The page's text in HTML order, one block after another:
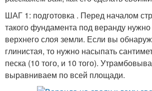
ШАГ 1: подготовка . Перед началом
такого фундамента под веранду
верхнего слоя земли. Если вы
глинистая, то нужно насыпать
песка (10 того, и 10 того).
выравниваем по всей площади.